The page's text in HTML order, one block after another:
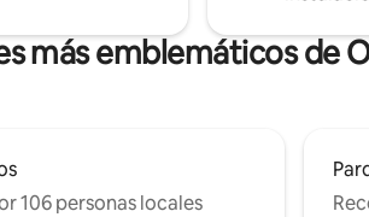
más emblemáticos de
106 personas locales